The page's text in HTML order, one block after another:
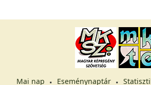
Mai nap Eseménynaptár